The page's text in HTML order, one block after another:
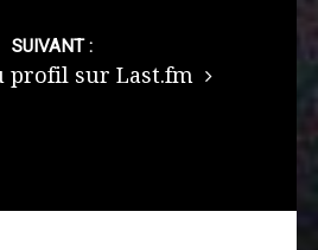
SUIVANT :
profil sur Last.fm